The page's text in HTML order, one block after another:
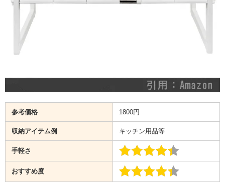
参考価格 1800円
収納アイテム例 キッチン用品等
手軽さ
おすすめ度